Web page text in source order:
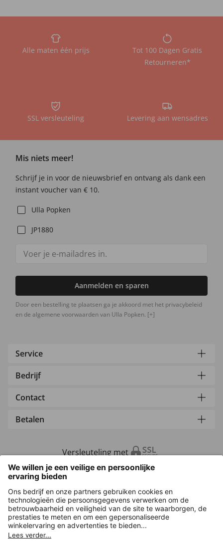
Alle maten één prijs
Tot 100 Dagen Gratis
Retourneren*
SSL versleuteling Levering aan wensadres
Mis niets meer!
Schrijf je in voor de nieuwsbrief en ontvang als dank een
instant voucher van € 10.
Ulla Popken
JP1880
Aanmelden en sparen
Door een bestelling te plaatsen ga je akkoord met het privacybeleid
en de algemene voorwaarden van Ulla Popken. [+]
Service
Bedrijf
Contact
Betalen
Versleuteling met
Overige webwinkels
Nederland